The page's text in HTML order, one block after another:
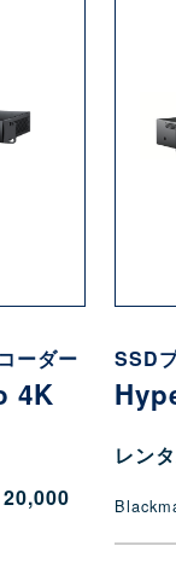
ーダー
4K
SSD
レン